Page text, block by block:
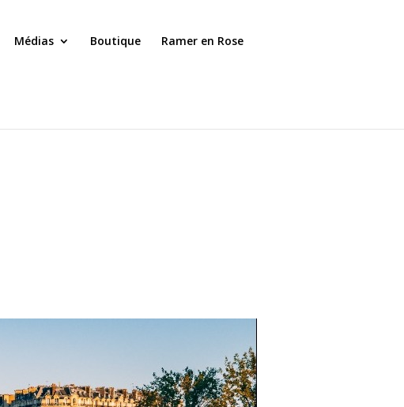
Médias Boutique Ramer en Rose